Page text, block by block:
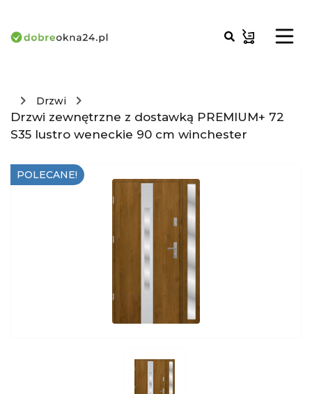
Drzwi
Drzwi zewnętrzne z dostawką PREMIUM+ 72
S35 lustro weneckie 90 cm winchester
POLECANE!